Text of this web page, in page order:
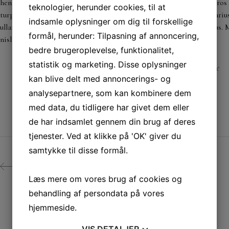
hendrerit gravida. In nec lectus diam. Sed tellus justo, aliquam id
turpis, non viverra dui ante id orci. Nam laoreet ornare urna, in
ullamcorper. Duis ut libero nulla. Ut et erat in quam mattis
nisl vulputate. Vivamus interdum id urna ut sagittis.
CATEGORY: White
teknologier, herunder cookies, til at
indsamle oplysninger om dig til forskellige
formål, herunder: Tilpasning af annoncering,
bedre brugeroplevelse, funktionalitet,
statistik og marketing. Disse oplysninger
kan blive delt med annoncerings- og
analysepartnere, som kan kombinere dem
med data, du tidligere har givet dem eller
de har indsamlet gennem din brug af deres
tjenester. Ved at klikke på 'OK' giver du
samtykke til disse formål.
Læs mere om vores brug af cookies og
behandling af persondata på vores
hjemmeside.